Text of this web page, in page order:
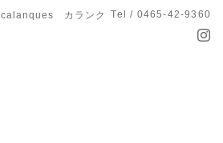
calanques カランク Tel / 0465-42-9360